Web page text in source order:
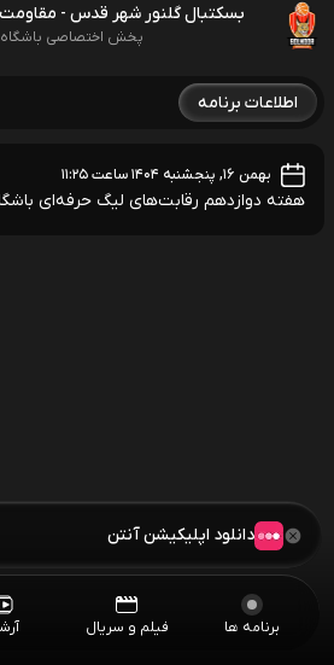
بسکتبال گلنور شهر قدس - مقاومت
پخش اختصاصی باشگاه
اطلاعات برنامه
بهمن ۱۶, پنجشنبه ۱۴۰۴ ساعت ۱۱:۲۵
هفته دوازدهم رقابت‌های لیگ حرفه‌ای
برنامه ها فیلم و سریال
دانلود اپلیکیشن آنتن